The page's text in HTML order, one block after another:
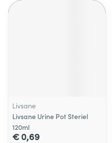
Livsane
Livsane Urine Pot Steriel
120ml
€ 0,69